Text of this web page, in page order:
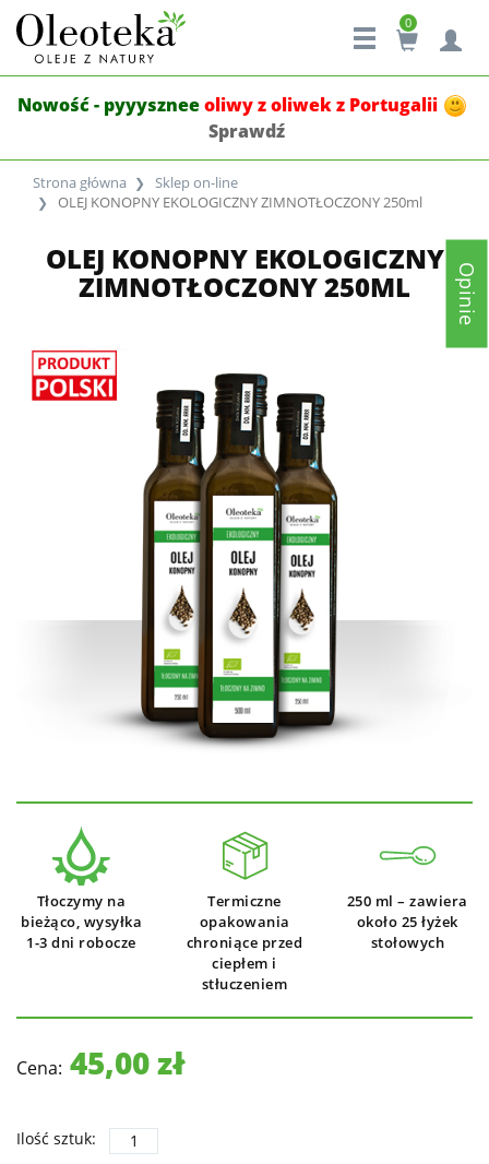
0
Nowość - pyyyszneeoliwy z oliwek z Portugalii
Sprawdź
Strona główna
Sklep on-line
OLEJ KONOPNY EKOLOGICZNY ZIMNOTŁOCZONY 250ml
OLEJ KONOPNY EKOLOGICZNY
ZIMNOTŁOCZONY 250ML
Tłoczymy na
bieżąco, wysyłka
1-3 dni robocze
Termiczne
opakowania
chroniące przed
ciepłem i
stłuczeniem
250 ml – zawiera
około 25 łyżek
stołowych
Cena: 45,00 zł
Ilość sztuk:
Opinie